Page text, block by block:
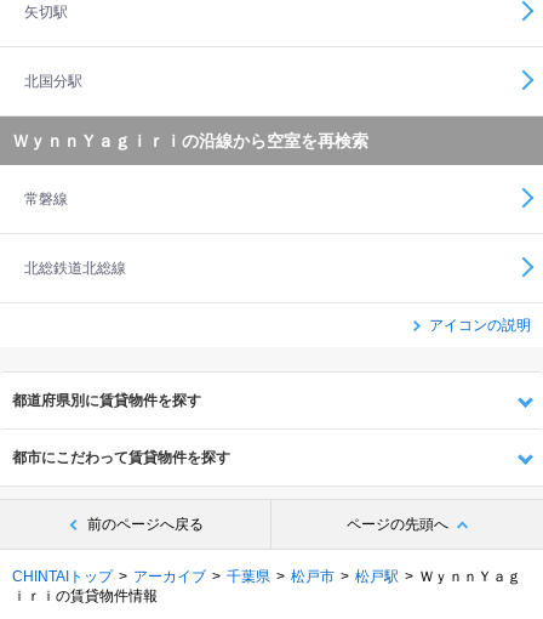
矢切駅
北国分駅
ＷｙｎｎＹａｇｉｒｉの沿線から空室を再検索
常磐線
北総鉄道北総線
アイコンの説明
都道府県別に賃貸物件を探す
都市にこだわって賃貸物件を探す
前のページへ戻る ページの先頭へ
CHINTAIトップ アーカイブ 千葉県 松戸市 松戸駅
ＷｙｎｎＹａｇ
ｉｒｉの賃貸物件情報